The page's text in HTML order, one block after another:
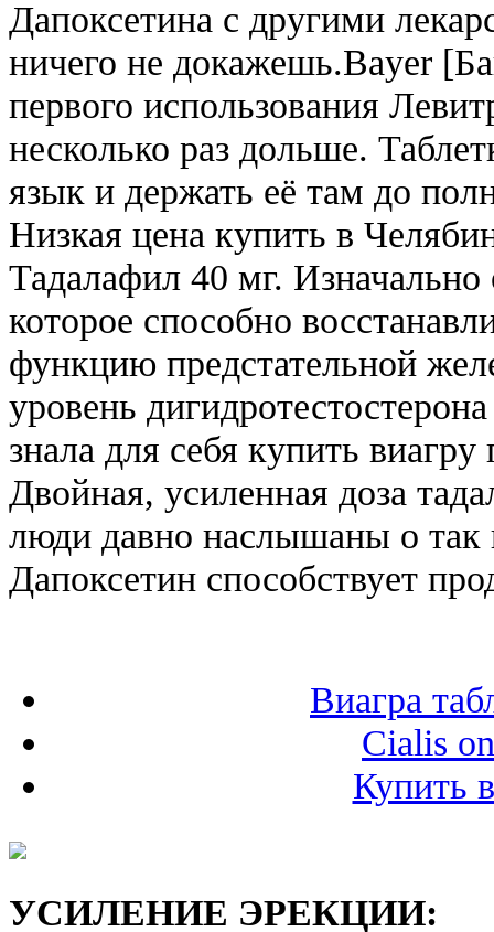
Дапоксетина с другими
ничего не докажешь.Bayer
первого использования
несколько раз дольше.
язык и держать её там до
Низкая цена купить в
Тадалафил 40 мг. Изначально
которое способно
функцию предстательной
уровень
знала для себя купить
Двойная, усиленная доза
люди давно наслышаны о так
Дапоксетин способствует
Виагра
Cialis
Купить
УСИЛЕНИЕ ЭРЕКЦИИ: